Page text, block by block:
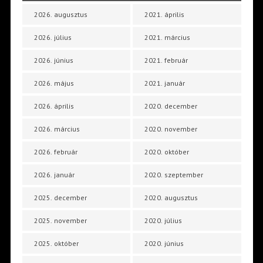
2026. augusztus
2026. július
2026. június
2026. május
2026. április
2026. március
2026. február
2026. január
2025. december
2025. november
2025. október
2021. április
2021. március
2021. február
2021. január
2020. december
2020. november
2020. október
2020. szeptember
2020. augusztus
2020. július
2020. június